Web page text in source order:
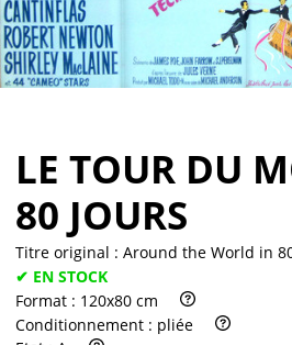
Vendre
LE TOUR DU
80 JOURS
Titre original : Around the World in
✔ EN STOCK
Format : 120x80 cm
Conditionnement : pliée